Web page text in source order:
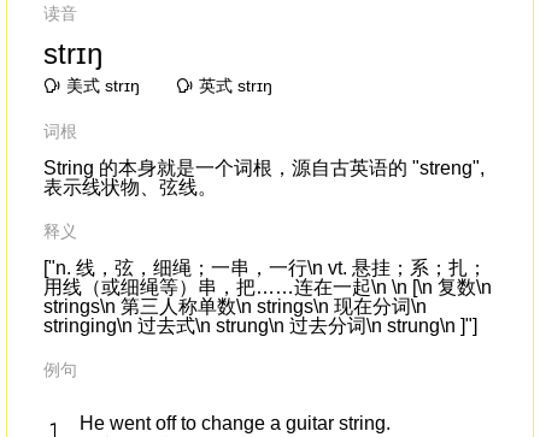
读音
strɪŋ
美式 strɪŋ 英式 strɪŋ
词根
String 的本身就是一个词根，源自古英语的 "streng",
表示线状物、弦线。
释义
["n. 线，弦，细绳；一串，一行\n vt. 悬挂；系；扎；
用线（或细绳等）串，把……连在一起\n \n [\n 复数\n
strings\n 第三人称单数\n strings\n 现在分词\n
stringing\n 过去式\n strung\n 过去分词\n strung\n ]"]
例句
He went off to change a guitar string.